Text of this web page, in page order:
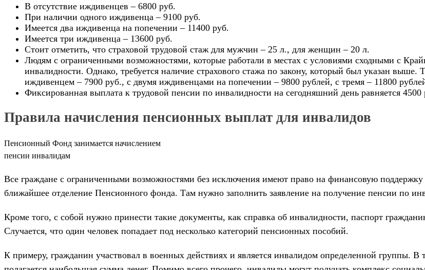
В отсутствие иждивенцев – 6800 руб.
При наличии одного иждивенца – 9100 руб.
Имеется два иждивенца на попечении – 11400 руб.
Имеется три иждивенца – 13600 руб.
Стоит отметить, что страховой трудовой стаж для мужчин – 25 л., для женщин – 20 л.
Людям с ограниченными возможностями, которые работали в местах с условиями сходными с
инвалидности. Однако, требуется наличие страхового стажа по закону, который был указан
иждивенцем – 7900 руб., с двумя иждивенцами на попечении – 9800 рублей, с тремя – 11800
Фиксированная выплата к трудовой пенсии по инвалидности на сегодняшний день равняется 4500
Правила начисления пенсионных выплат для инвалидов
Пенсионный Фонд занимается начислением
пенсии инвалидам
Все граждане с ограниченными возможностями без исключения имеют право на финансовую
ближайшее отделение Пенсионного фонда. Там нужно заполнить заявление на получение пенсии по
Кроме того, с собой нужно принести такие документы, как справка об инвалидности, паспорт
Случается, что один человек попадает под несколько категорий пенсионных пособий.
К примеру, гражданин участвовал в военных действиях и является инвалидом определенной группы. В